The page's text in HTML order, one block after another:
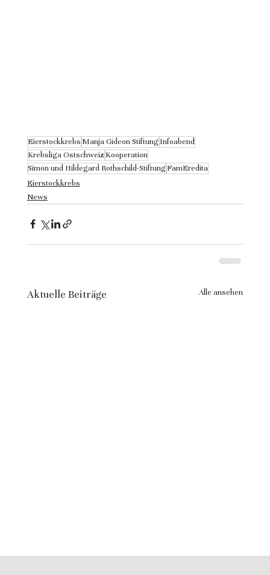
Eierstockkrebs Manja Gideon Stiftung Infoabend
Krebsliga Ostschweiz Kooperation
Simon und Hildegard Rothschild-Stiftung FamEredita
Eierstockkrebs
News
Aktuelle Beiträge Alle ansehen